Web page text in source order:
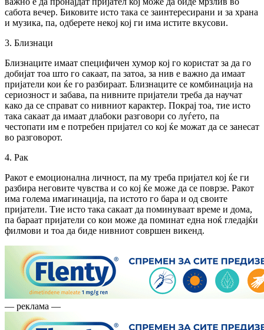
сабота вечер. Биковите исто така се заинтересирани и за храна
и музика, па, одберете некој кој ги има истите вкусови.
3. Близнаци
Близнаците имаат специфичен хумор кој го користат за да го
добијат тоа што го сакаат, па затоа, за нив е важно да имаат
пријатели кои ќе го разбираат. Близнаците се комбинација на
сериозност и забава, па нивните пријатели треба да научат
како да се справат со нивниот карактер. Покрај тоа, тие исто
така сакаат да имаат длабоки разговори со луѓето, па
честопати им е потребен пријател со кој ќе можат да се занесат
во разговорот.
4. Рак
Ракот е емоционална личност, па му треба пријател кој ќе ги
разбира неговите чувства и со кој ќе може да се поврзе. Ракот
има голема имагинација, па истото го бара и од своите
пријатели. Тие исто така сакаат да поминуваат време и дома,
па бараат пријатели со кои може да поминат една ноќ гледајќи
филмови и тоа да биде нивниот совршен викенд.
— реклама —